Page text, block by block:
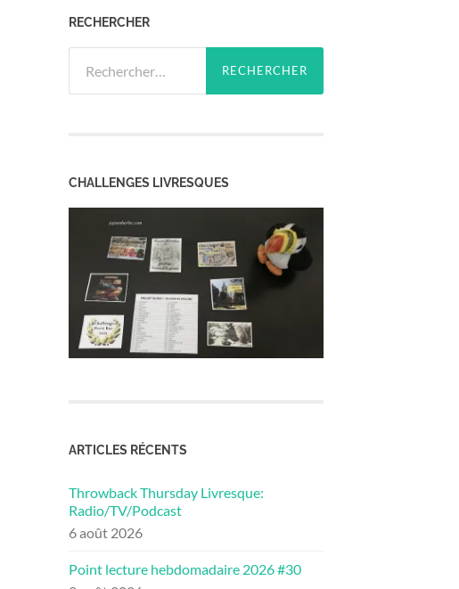
RECHERCHER
CHALLENGES LIVRESQUES
ARTICLES RÉCENTS
Throwback Thursday Livresque:
Radio/TV/Podcast
6 août 2026
Point lecture hebdomadaire 2026 #30